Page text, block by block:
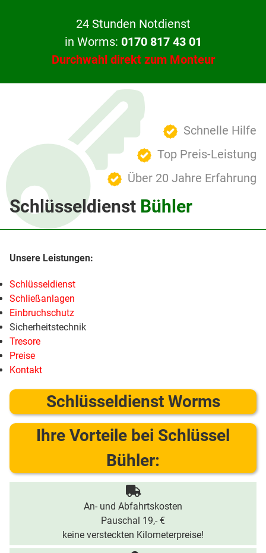
24 Stunden Notdienst
in Worms: 0170 817 43 01
Durchwahl direkt zum Monteur
Schnelle Hilfe
Top Preis-Leistung
Über 20 Jahre Erfahrung
Schlüsseldienst Bühler
Schlüsseldienst
Schließanlagen
Einbruchschutz
Sicherheitstechnik
Tresore
Preise
Kontakt
Schlüsseldienst Worms
Ihre Vorteile bei Schlüssel
Bühler:
An- und Abfahrtskosten
Pauschal 19,- €
keine versteckten Kilometerpreise!